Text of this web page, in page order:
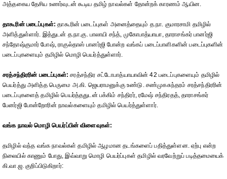
அத்தகைய தேசிய உணர்வுடன் கூடிய தமிழ் நாவல்கள் தோன்றக் காரணம் ஆயின.
தாகூரின் படைப்புகள்:தாகூரின் படைப்புகள் அனைத்தையும் த.நா. குமாரசாமி தமிழில்
அளித்துள்ளார். இத்துடன் த.நா.கு. பாலாயி சந்த், முகோபாத்யாயா, தாராசங்கர் பானர்ஜி
சந்தோஷ்குமார் போஷ், ராகுல்தாஸ் பானர்ஜி போன்ற வங்கப் படைப்பாளிகளின் படைப்புகளின்
படைப்புகளையும் தமிழில் மொழி பெயர்த்துள்ளார்.
சரத்சந்திரரின் படைப்புகள்:சரத்சந்திர சட்டோபாத்யாயாவின் 42 படைப்புகளையும் தமிழில்
பெயர்த்து அளித்த பெருமை அ.கி. ஜெயராமனுக்கு உண்டு. சண்முகசுந்தரம் சரத்சந்திரரின்
படைப்புகளைத் தமிழில் பெயர்த்ததுடன் பக்கிம் சந்திரர், ரமேஷ் சந்திரதத், தாராசங்கர்
பேனர்ஜி போன்றோரின் நாவல்களையும் தமிழில் பெயர்த்துள்ளார்.
வங்க நாவல் மொழி பெயர்ப்பின் விளைவுகள்:
தமிழில் வந்த வங்க நாவல்கள் தமிழில் ஆழமான தடங்களைப் பதித்துள்ளன. ஏற்பு என்ற
நிலையில் காணும் போது, இவ்வாறு மொழி பெயர்ப்புகள் தமிழில் வரவேற்றுப் படித்தமையைக்
கி.வா.ஜ. குறிப்பிடுகிறார்: